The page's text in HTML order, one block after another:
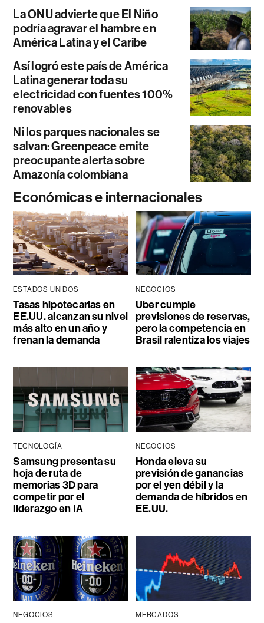
La ONU advierte que El Niño
podría agravar el hambre en
América Latina y el Caribe
Así logró este país de América
Latina generar toda su
electricidad con fuentes 100%
renovables
Ni los parques nacionales se
salvan: Greenpeace emite
preocupante alerta sobre
Amazonía colombiana
Económicas e internacionales
ESTADOS UNIDOS
Tasas hipotecarias en
EE.UU. alcanzan su nivel
más alto en un año y
frenan la demanda
NEGOCIOS
Uber cumple
previsiones de reservas,
pero la competencia en
Brasil ralentiza los viajes
TECNOLOGÍA
Samsung presenta su
hoja de ruta de
memorias 3D para
competir por el
liderazgo en IA
NEGOCIOS
Honda eleva su
previsión de ganancias
por el yen débil y la
demanda de híbridos en
EE.UU.
NEGOCIOS MERCADOS